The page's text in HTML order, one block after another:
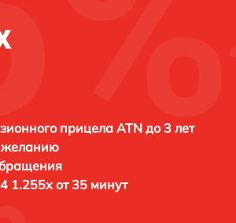
прицела ATN до 3 лет
желанию
1.255х от 35 минут